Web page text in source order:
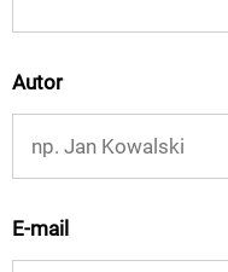
Autor
E-mail